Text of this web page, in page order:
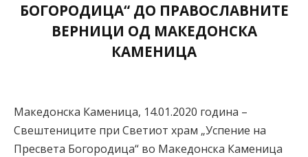
БОГОРОДИЦА“ ДО ПРАВОСЛАВНИТЕ
ВЕРНИЦИ ОД МАКЕДОНСКА
КАМЕНИЦА
Македонска Каменица, 14.01.2020 година –
Свештениците при Светиот храм „Успение на
Пресвета Богородица“ во Македонска Каменица